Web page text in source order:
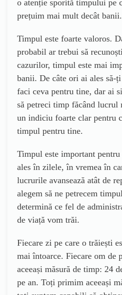
o atenție sporită timpului pe
prețuim mai mult decât banii.
Timpul este foarte valoros.
probabil ar trebui să
cazurilor, timpul este mai
banii. De câte ori ai ales să-
faci ceva pentru tine, dar ai
să petreci timp făcând lucrul
un indiciu foarte clar pentru
timpul pentru tine.
Timpul este important
ales în zilele, în vremea în
lucrurile avansează atât de
alegem să ne petrecem
determină ce fel de
de viață vom trăi.
Fiecare zi pe care o trăiești
mai întoarce. Fiecare om de
aceeași măsură de timp: 24
pe an. Toți primim aceeași